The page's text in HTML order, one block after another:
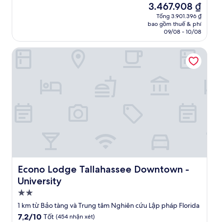
nhận
xét)
Giá
hiện
tại
3.467.908 ₫
3.467.908 ₫
Tổng 3.901.396 ₫
bao gồm thuế & phí
09/08 - 10/08
Econo Lodge Tallahassee Downtown -
University
Econo Lodge Tallahassee Downtown - University
Nơi
lưu
trú
1 km từ Bảo tàng và Trung tâm Nghiên cứu Lập pháp Florida
7.2
7,2/10 Tốt (454 nhận xét)
Econo Lodge Tallahassee Downtown - University